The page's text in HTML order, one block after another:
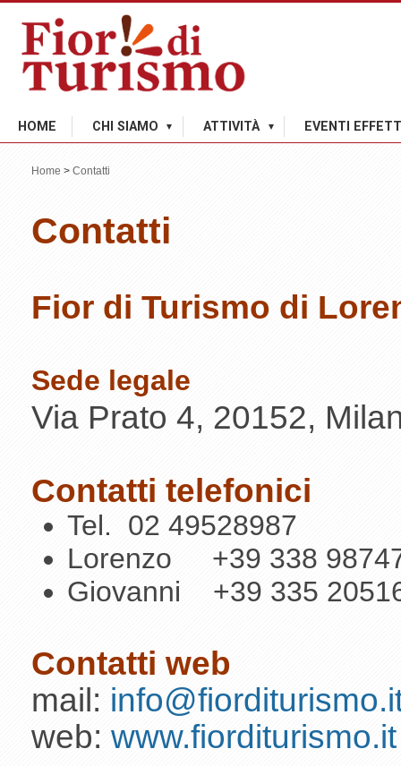
HOME CHI SIAMO ATTIVITÀ EVENTI
Home > Contatti
Contatti
Fior di Turismo di
Sede legale
Via Prato 4, 20152,
Contatti telefonici
Tel. 02 49528987
Lorenzo +39 338
Giovanni +39 335
Contatti web
mail:
web: www.fiorditurismo.it